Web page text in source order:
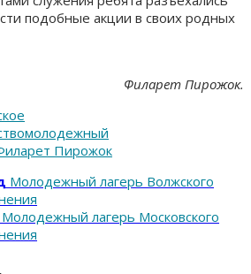
подобные акции в своих родных
Филарет Пирожок.
молодежный
Пирожок
Молодежный лагерь Волжского
Молодежный лагерь Московского